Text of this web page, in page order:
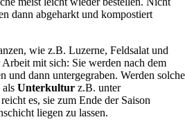
dann abgeharkt und kompostiert
wie z.B. Luzerne, Feldsalat und
mit sich: Sie werden nach dem
und dann untergegraben. Werden solche
alsUnterkulturz.B. unter
es, sie zum Ende der Saison
liegen zu lassen.